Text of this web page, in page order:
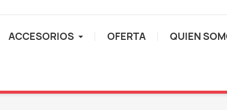
ACCESORIOS OFERTA QUIEN